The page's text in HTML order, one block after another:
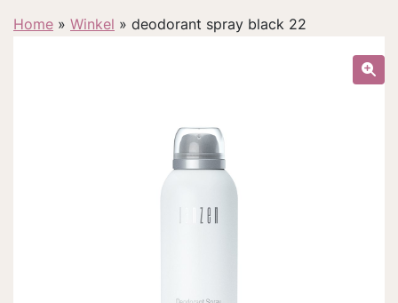
Home » Winkel » deodorant spray black 22